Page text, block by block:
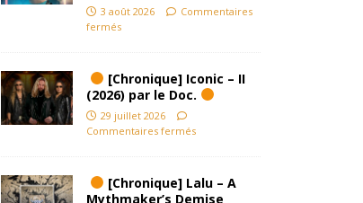
3 août 2026
Commentaires
fermés
[Chronique] Iconic – II
(2026) par le Doc.
29 juillet 2026
Commentaires fermés
[Chronique] Lalu – A
Mythmaker’s Demise